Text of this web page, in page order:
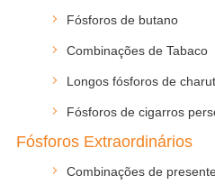
Fósforos de butano
Combinações de Tabaco
Longos fósforos de
Fósforos de cigarros
Fósforos Extraordinários
Combinações de